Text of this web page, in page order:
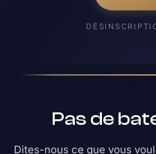
Pas de
Dites-nous ce que vous